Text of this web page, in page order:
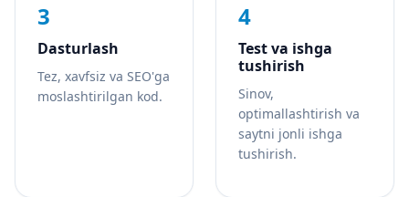
3
Dasturlash
Tez, xavfsiz va SEO'ga
moslashtirilgan kod.
4
Test va ishga
tushirish
Sinov,
optimallashtirish va
saytni jonli ishga
tushirish.